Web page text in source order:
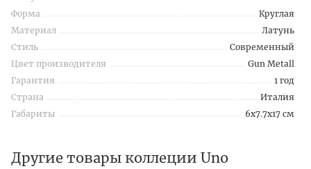
Форма
Круглая
Материал
Латунь
Стиль
Современный
Цвет производителя
Gun Metall
Гарантия
1 год
Страна
Италия
Габариты
6x7.7x17 см
Другие товары коллеции Uno